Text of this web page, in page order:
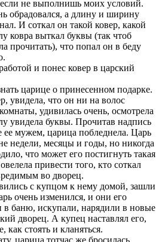
не выполнишь моих условий.
обрадовался, а длину и ширину
И соткал он такой ковер, какой
ковра выткал буквы (так чтоб
прочитать), что попал он в беду
и понес ковер в царский
царице о принесенном подарке.
увидела, что он ни на волос
удивилась очень, осмотрела
увидела буквы. Прочитав надпись
ее мужем, царица побледнела. Царь
недели, месяцы и годы, но никогда
что может его постигнуть такая
привести того, кто соткал
во дворец.
с купцом к нему домой, зашли
очень изменился, и они его
в баню, искупали, нарядили в новые
дворец. А купец наставлял его,
как стоять и кланяться.